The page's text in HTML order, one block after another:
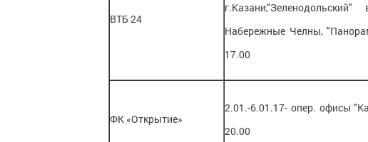
ВТБ 24
Набережные Челны,
17.00
ФК «Открытие»
2.01.-6.01.17- опер. офисы
20.00